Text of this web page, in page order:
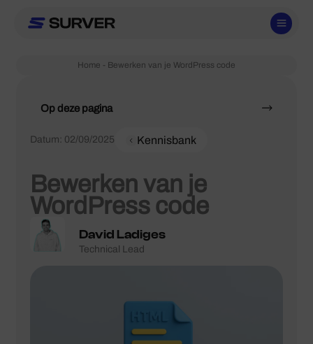
Home - Bewerken van je WordPress code
Op deze pagina
Datum: 02/09/2025 Kennisbank
Bewerken van je
WordPress code
David Ladiges
Technical Lead